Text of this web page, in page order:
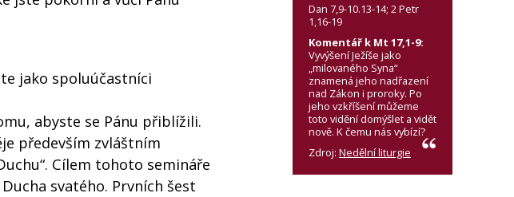
jako spoluúčastníci
abyste se Pánu přiblížili.
především zvláštním
Cílem tohoto semináře
svatého. Prvních šest
Dan 7,9-10.13-14; 2 Petr
1,16-19
Komentář k Mt 17,1-9:
Vyvýšení Ježíše jako
„milovaného Syna“
znamená jeho nadřazení
nad Zákon i proroky. Po
jeho vzkříšení můžeme
toto vidění domýšlet a vidět
nově. K čemu nás vybízí?
Zdroj: Nedělní liturgie